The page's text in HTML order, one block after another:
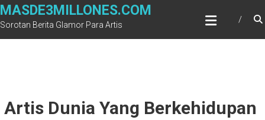
Skip
to
MASDE3MILLONES.COM
Sorotan Berita Glamor Para Artis
Artis Dunia Yang Berkehidupan